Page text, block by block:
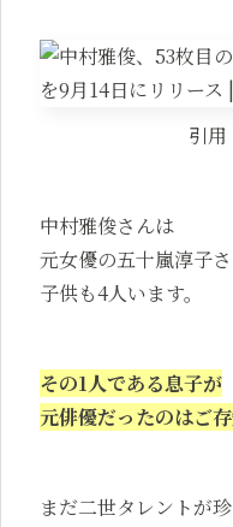
引用
中村雅俊さんは
元女優の五十嵐淳子
子供も4人います。
その1人である息子が
元俳優だったのはご
まだ二世タレントが